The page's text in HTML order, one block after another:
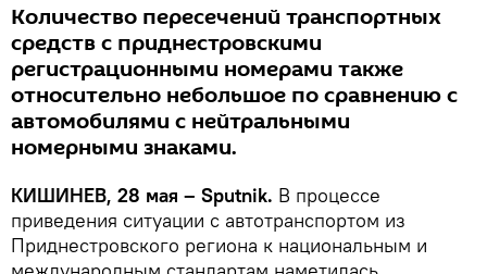
Количество пересечений транспортных
средств с приднестровскими
регистрационными номерами также
относительно небольшое по сравнению с
автомобилями с нейтральными
номерными знаками.
КИШИНЕВ, 28 мая – Sputnik. В процессе
приведения ситуации с автотранспортом из
Приднестровского региона к национальным и